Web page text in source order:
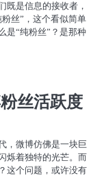
既是信息的接收者，
丝”，这个看似简单
是“纯粉丝”？是那种
丝活跃度
，微博仿佛是一块巨
烁着独特的光芒。而
这个问题，或许没有